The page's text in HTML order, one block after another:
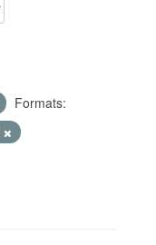
Formats: